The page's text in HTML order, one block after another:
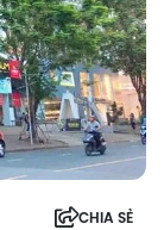
CHIA SẺ